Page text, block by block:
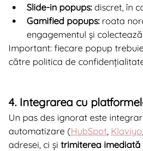
Slide-in popups: discret, în
Gamified popups: roata
engagementul și
Important: fiecare popup
către politica de
4. Integrarea cu
Un pas des ignorat este
automatizare (HubSpot, Klaviyo
adresei, ci și trimiterea